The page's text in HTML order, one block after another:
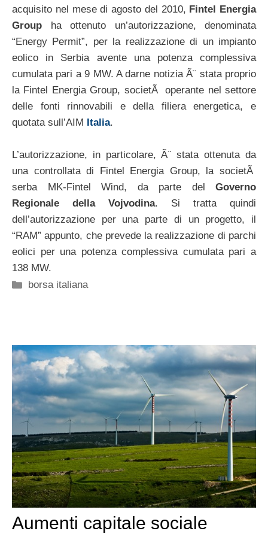
acquisito nel mese di agosto del 2010, Fintel Energia
Group ha ottenuto un’autorizzazione, denominata
“Energy Permit”, per la realizzazione di un impianto
eolico in Serbia avente una potenza complessiva
cumulata pari a 9 MW. A darne notizia Ã¨ stata proprio
la Fintel Energia Group, societÃ operante nel settore
delle fonti rinnovabili e della filiera energetica, e
quotata sull’AIM
Italia.
L’autorizzazione, in particolare, Ã¨ stata ottenuta da
una controllata di Fintel Energia Group, la societÃ
serba MK-Fintel Wind, da parte del Governo
Regionale della Vojvodina. Si tratta quindi
dell’autorizzazione per una parte di un progetto, il
“RAM” appunto, che prevede la realizzazione di parchi
eolici per una potenza complessiva cumulata pari a
138 MW.
Categorie
borsa italiana
Aumenti capitale sociale